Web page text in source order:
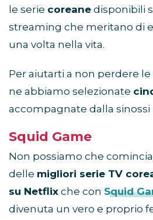
le serie coreane disponibili
streaming che meritano di
una volta nella vita.
Per aiutarti a non perdere
ne abbiamo selezionate
accompagnate dalla sinossi
Squid Game
Non possiamo che
delle migliori serie TV
su Netflix che con Squid
divenuta un vero e proprio